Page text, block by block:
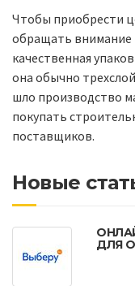
Чтобы приобрести
обращать внимание
качественная
она обычно
шло производство
покупать
поставщиков.
Новые
ДЛЯ